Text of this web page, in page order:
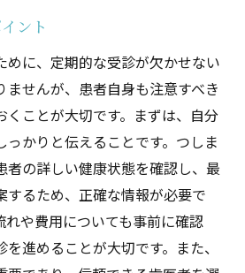
ント
めに、定期的な受診が欠かせない
ませんが、患者自身も注意すべき
くことが大切です。まずは、自分
っかりと伝えることです。つしま
者の詳しい健康状態を確認し、最
するため、正確な情報が必要で
れや費用についても事前に確認
進めることが大切です。また、